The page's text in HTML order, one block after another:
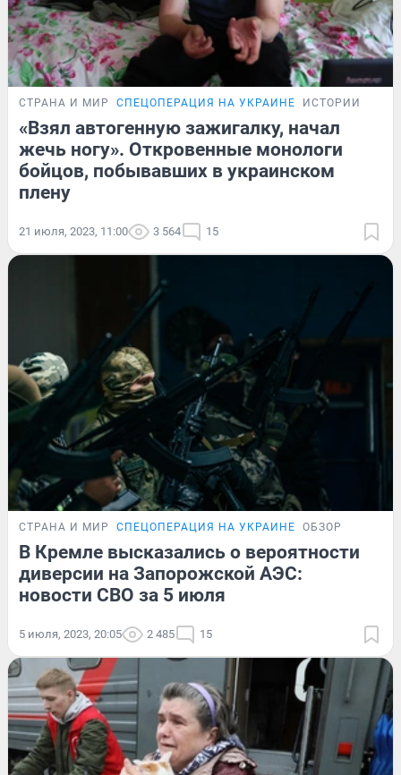
СТРАНА И МИР СПЕЦОПЕРАЦИЯ НА УКРАИНЕ ИСТОРИИ
«Взял автогенную зажигалку, начал
жечь ногу». Откровенные монологи
бойцов, побывавших в украинском
плену
21 июля, 2023, 11:00 3 564 15
СТРАНА И МИР СПЕЦОПЕРАЦИЯ НА УКРАИНЕ ОБЗОР
В Кремле высказались о вероятности
диверсии на Запорожской АЭС:
новости СВО за 5 июля
5 июля, 2023, 20:05 2 485 15